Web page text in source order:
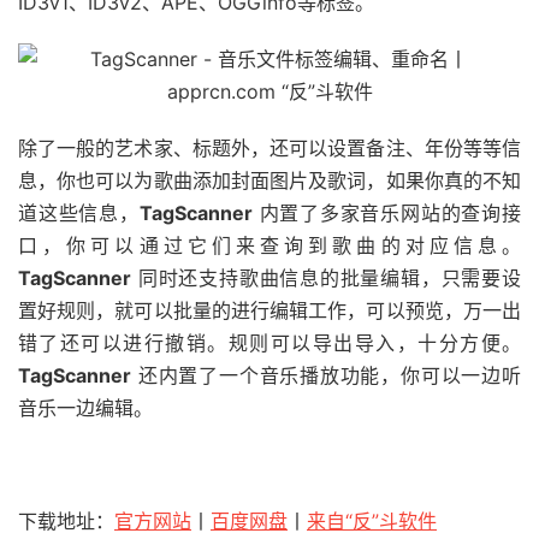
除了一般的艺术家、标题外，还可以设置备注、年份等等信
息，你也可以为歌曲添加封面图片及歌词，如果你真的不知
道这些信息， TagScanner内置了多家音乐网站的查询接
口，你可以通过它们来查询到歌曲的对应信息。
TagScanner 同时还支持歌曲信息的批量编辑，只需要设
置好规则，就可以批量的进行编辑工作，可以预览，万一出
错了还可以进行撤销。规则可以导出导入，十分方便。
TagScanner 还内置了一个音乐播放功能，你可以一边听
音乐一边编辑。
下载地址： 官方网站 百度网盘 来自“反”斗软件